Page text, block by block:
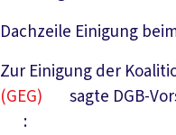
Dachzeile Einigung
Zur Einigung der
(GEG)
sagte DGB-
: